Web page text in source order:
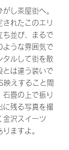
し茶屋街へ。
されたこのエリ
ち並び、まるで
ような雰囲気で
タルして街を散
とは違う装いで
映えすること間
石畳の上で振り
に残る写真を撮
金沢スイーツ
ますよ。